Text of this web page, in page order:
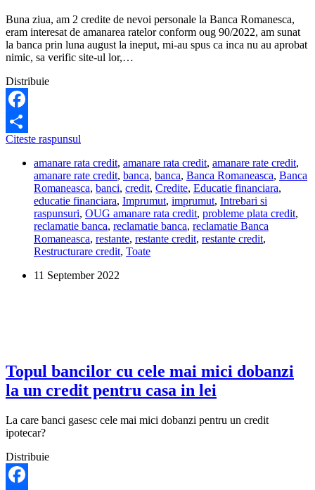
Buna ziua, am 2 credite de nevoi personale la Banca Romanesca,
eram interesat de amanarea ratelor conform oug 90/2022, am sunat
la banca prin luna august la ineput, mi-au spus ca inca nu au aprobat
nimic, sa verific site-ul lor,…
Distribuie
Facebook
Share
Citeste raspunsul
nu
m-
a
informat
despre
amanarea
ratelor
la
Ce
amanare rata credit, amanare rata credit, amanare rate credit,
amanare rate credit, banca, banca, Banca Romaneasca, Banca
Romaneasca, banci, credit, Credite, Educatie financiara,
educatie financiara, Imprumut, imprumut, Intrebari si
raspunsuri, OUG amanare rata credit, probleme plata credit,
reclamatie banca, reclamatie banca, reclamatie Banca
Romaneasca, restante, restante credit, restante credit,
Restructurare credit, Toate
11 September 2022
Topul bancilor cu cele mai mici dobanzi
la un credit pentru casa in lei
La care banci gasesc cele mai mici dobanzi pentru un credit
ipotecar?
Distribuie